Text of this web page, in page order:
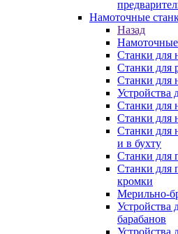
Намоточные
Назад
Намоточные
Станки для
Станки для
Станки для
Устройства
Станки для
Станки для
Станки для
и в бухту
Станки для
Станки для
кромки
Мерильно-
Устройства
барабанов
Устройства